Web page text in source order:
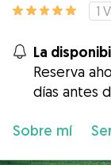
1
La
Reserva
días antes
Sobre mí